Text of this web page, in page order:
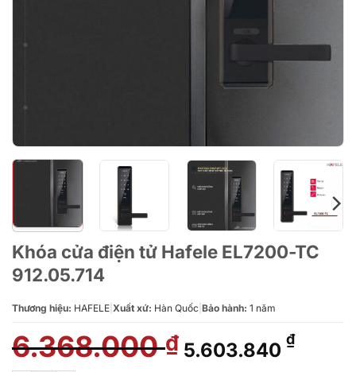
Khóa cửa điện tử Hafele EL7200-TC
912.05.714
Thương hiệu: HAFELE Xuất xứ: Hàn Quốc Bảo hành: 1 năm
6.368.000₫ Giá
gốc
5.603.840 ₫Giá